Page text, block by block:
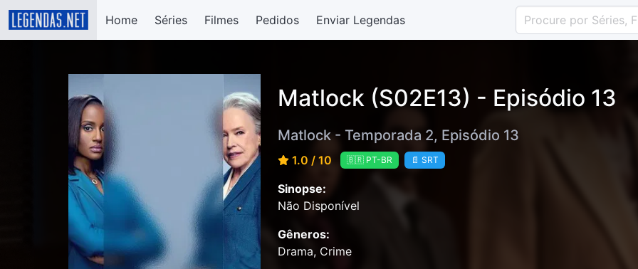
Home Séries Filmes Pedidos Enviar Legendas
Matlock (S02E13) - Episódio 13
Matlock - Temporada 2, Episódio 13
1.0 / 10 🇧🇷 PT-BR 📄 SRT
Sinopse:
Não Disponível
Gêneros:
Drama, Crime